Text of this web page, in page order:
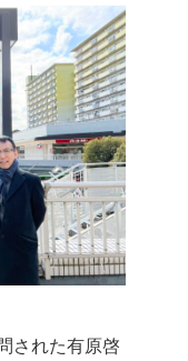
された有原啓